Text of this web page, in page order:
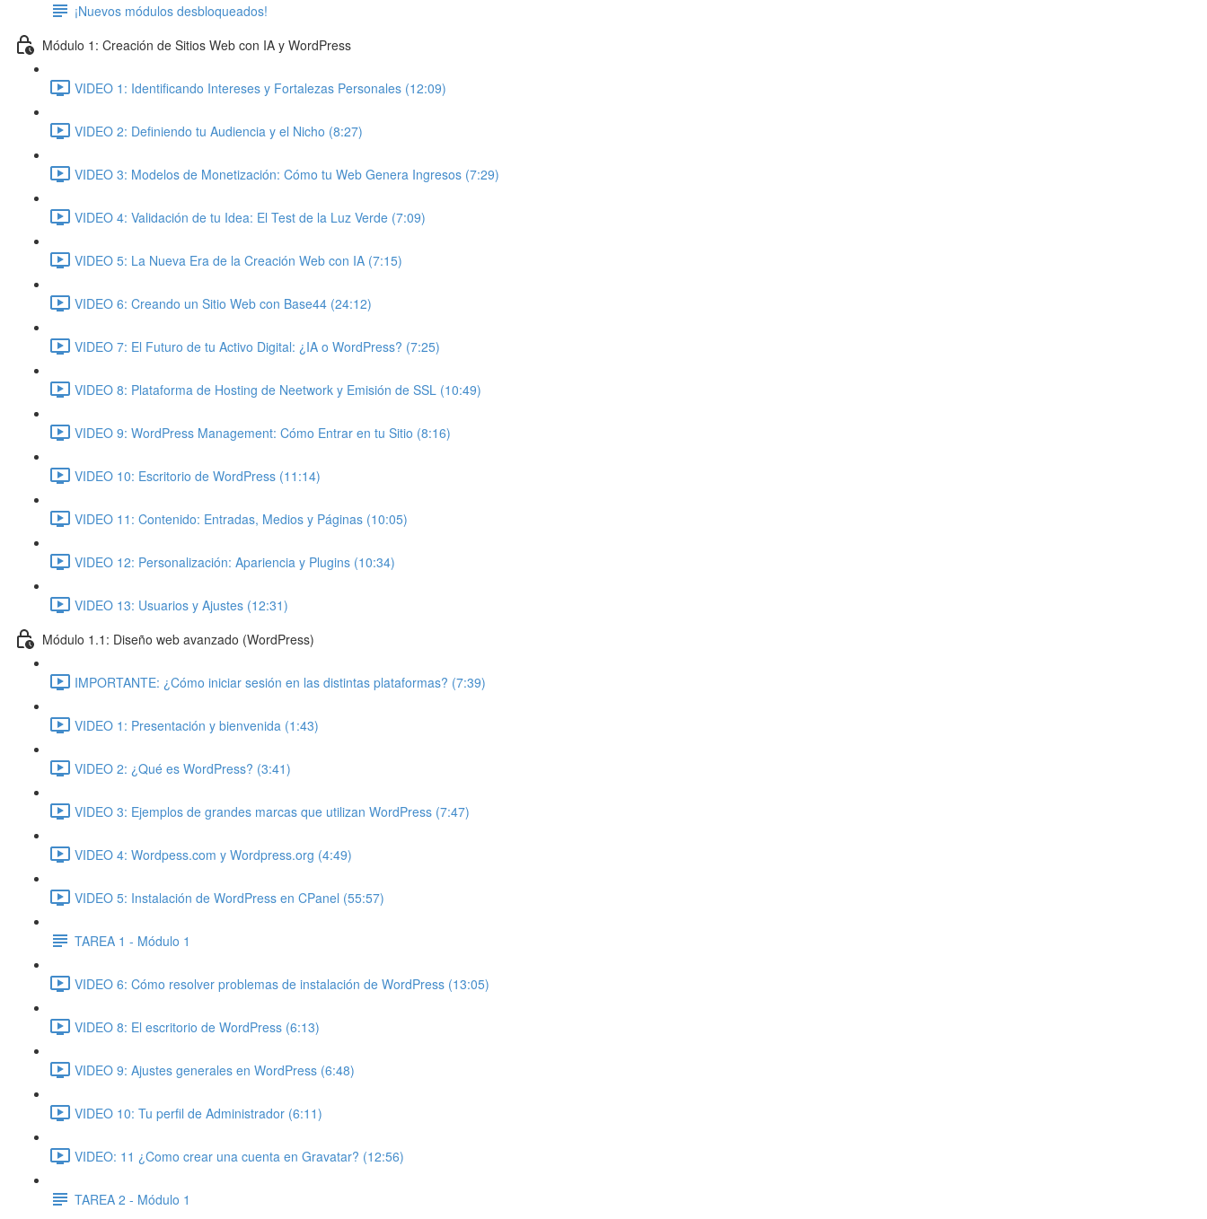
¡Nuevos módulos desbloqueados!
Módulo 1: Creación de Sitios Web con IA y WordPress
VIDEO 1: Identificando Intereses y Fortalezas Personales (12:09)
VIDEO 2: Definiendo tu Audiencia y el Nicho (8:27)
VIDEO 3: Modelos de Monetización: Cómo tu Web Genera Ingresos (7:29)
VIDEO 4: Validación de tu Idea: El Test de la Luz Verde (7:09)
VIDEO 5: La Nueva Era de la Creación Web con IA (7:15)
VIDEO 6: Creando un Sitio Web con Base44 (24:12)
VIDEO 7: El Futuro de tu Activo Digital: ¿IA o WordPress? (7:25)
VIDEO 8: Plataforma de Hosting de Neetwork y Emisión de SSL (10:49)
VIDEO 9: WordPress Management: Cómo Entrar en tu Sitio (8:16)
VIDEO 10: Escritorio de WordPress (11:14)
VIDEO 11: Contenido: Entradas, Medios y Páginas (10:05)
VIDEO 12: Personalización: Apariencia y Plugins (10:34)
VIDEO 13: Usuarios y Ajustes (12:31)
Módulo 1.1: Diseño web avanzado (WordPress)
IMPORTANTE: ¿Cómo iniciar sesión en las distintas plataformas? (7:39)
VIDEO 1: Presentación y bienvenida (1:43)
VIDEO 2: ¿Qué es WordPress? (3:41)
VIDEO 3: Ejemplos de grandes marcas que utilizan WordPress (7:47)
VIDEO 4: Wordpess.com y Wordpress.org (4:49)
VIDEO 5: Instalación de WordPress en CPanel (55:57)
TAREA 1 - Módulo 1
VIDEO 6: Cómo resolver problemas de instalación de WordPress (13:05)
VIDEO 8: El escritorio de WordPress (6:13)
VIDEO 9: Ajustes generales en WordPress (6:48)
VIDEO 10: Tu perfil de Administrador (6:11)
VIDEO: 11 ¿Como crear una cuenta en Gravatar? (12:56)
TAREA 2 - Módulo 1